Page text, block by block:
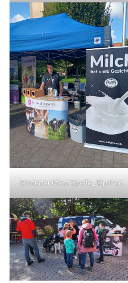
Erntedankfest Spelle_©privat